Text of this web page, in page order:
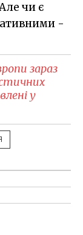
чи є
-
зараз
у